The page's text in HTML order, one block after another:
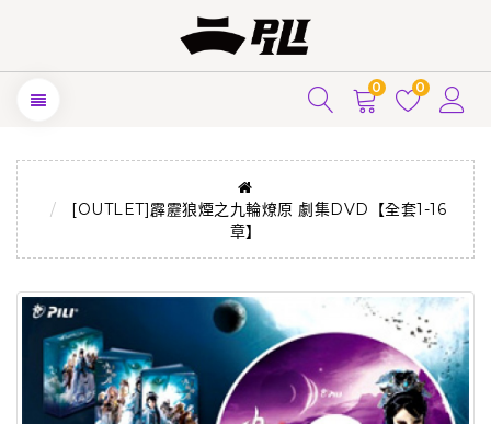
0 0
[OUTLET]霹靂狼煙之九輪燎原 劇集DVD【全套1-16
章】